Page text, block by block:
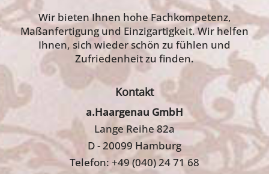
Wir bieten Ihnen hohe Fachkompetenz,
Maßanfertigung und Einzigartigkeit. Wir helfen
Ihnen, sich wieder schön zu fühlen und
Zufriedenheit zu finden.
Kontakt
a.Haargenau GmbH
Lange Reihe 82a
D - 20099 Hamburg
Telefon: +49 (040) 24 71 68